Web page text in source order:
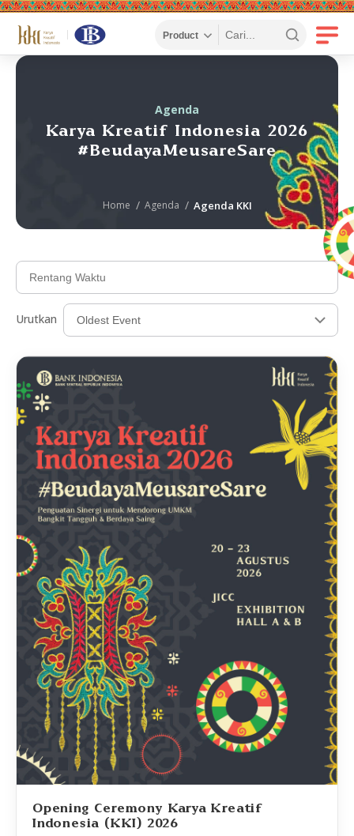
Agenda
Karya Kreatif Indonesia 2026
#BeudayaMeusareSare
Home Agenda Agenda KKI
Urutkan
Opening Ceremony Karya Kreatif
Indonesia (KKI) 2026